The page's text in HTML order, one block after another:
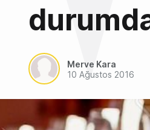
Merve Kara
10 Ağustos 2016